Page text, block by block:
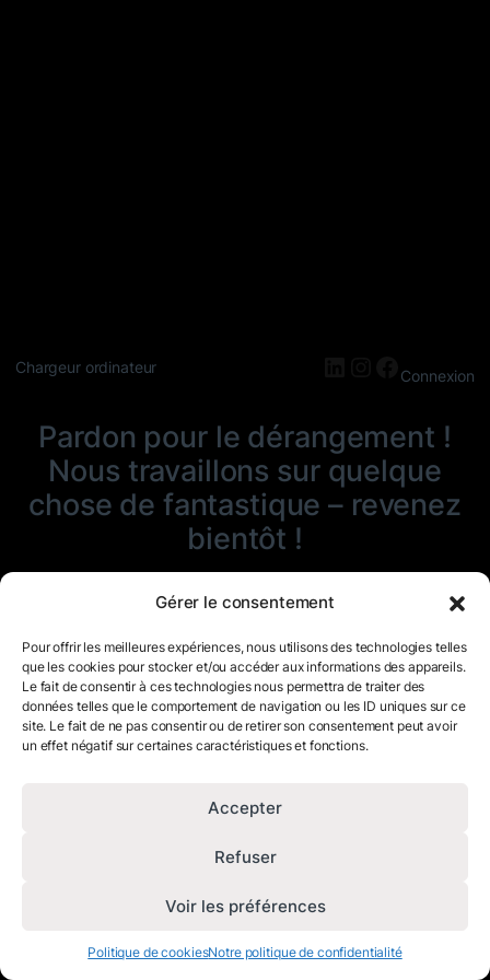
Gérer le consentement
Pour offrir les meilleures expériences, nous utilisons des technologies telles
que les cookies pour stocker et/ou accéder aux informations des appareils.
Le fait de consentir à ces technologies nous permettra de traiter des
données telles que le comportement de navigation ou les ID uniques sur ce
site. Le fait de ne pas consentir ou de retirer son consentement peut avoir
un effet négatif sur certaines caractéristiques et fonctions.
Accepter
Refuser
Voir les préférences
Politique de cookiesNotre politique de confidentialité
Chargeur ordinateur LinkedIn
Instagram
Connexion
Pardon pour le dérangement !
Nous travaillons sur quelque
chose de fantastique – revenez
bientôt !